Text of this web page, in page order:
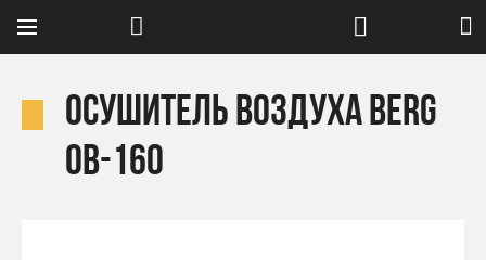
Осушитель воздуха Berg
OB-160